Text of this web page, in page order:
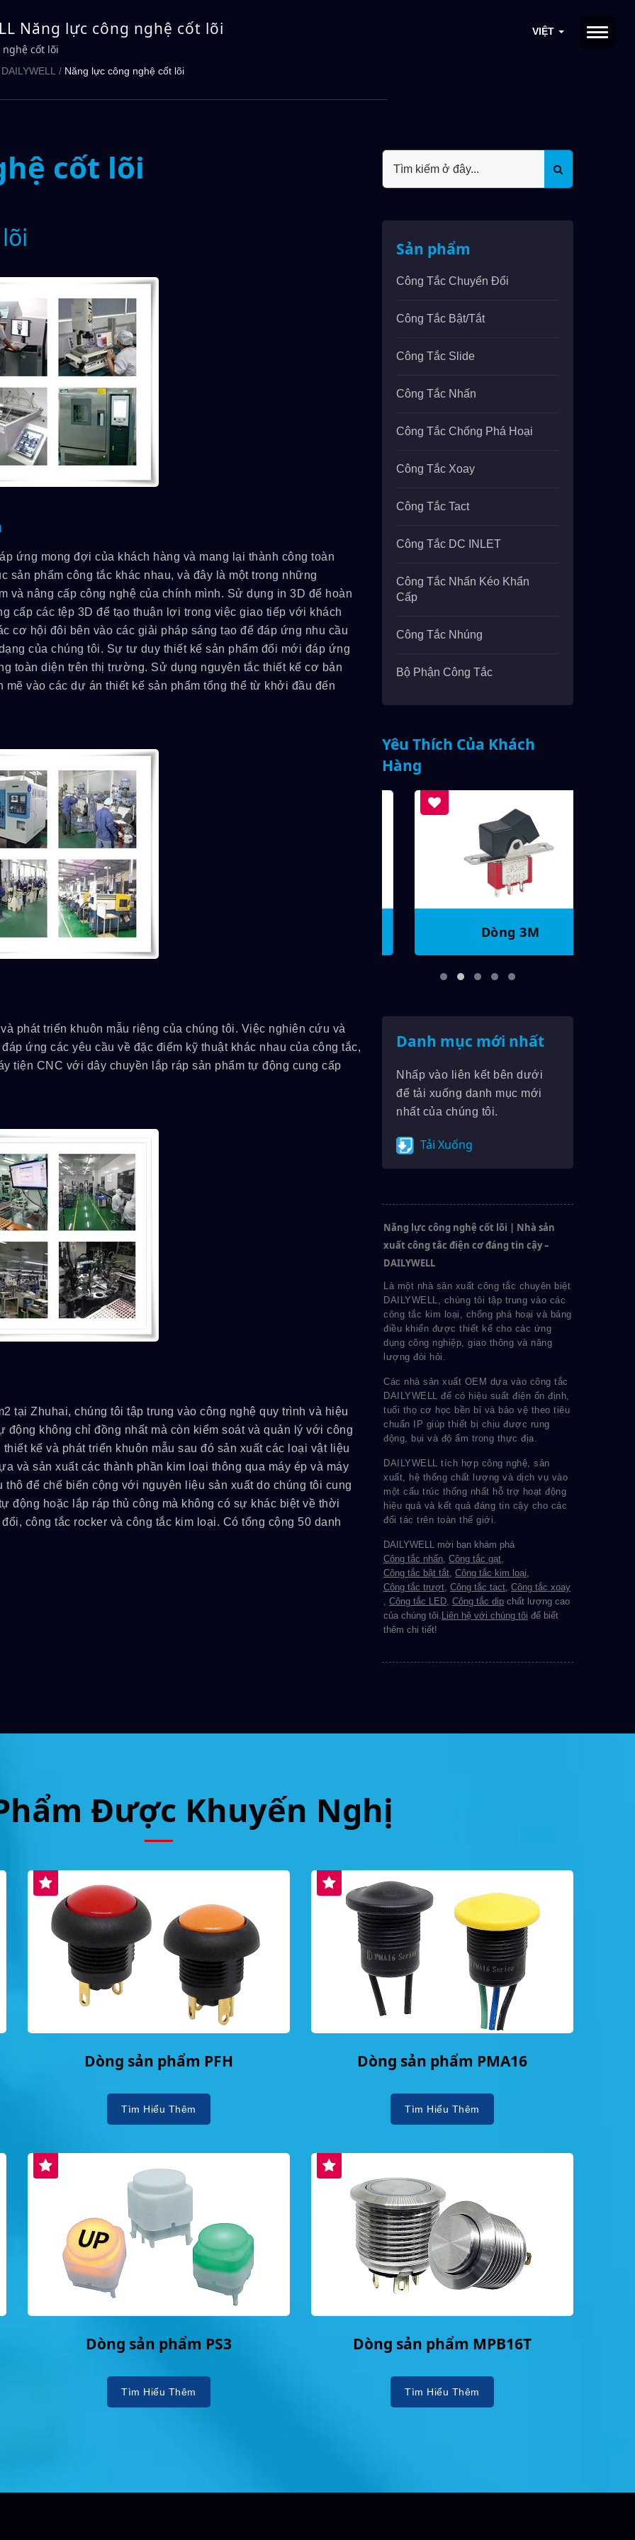
VIỆT
Năng lực công nghệ cốt lõi
cốt lõi
/ Năng lực công nghệ cốt lõi
cốt lõi
ứng mong đợi của khách hàng và mang lại thành công toàn
phẩm công tắc khác nhau, và đây là một trong những
và nâng cấp công nghệ của chính mình. Sử dụng in 3D để hoàn
cấp các tệp 3D để tạo thuận lợi trong việc giao tiếp với khách
cơ hội đôi bên vào các giải pháp sáng tạo để đáp ứng nhu cầu
của chúng tôi. Sự tư duy thiết kế sản phẩm đổi mới đáp ứng
toàn diện trên thị trường. Sử dụng nguyên tắc thiết kế cơ bản
vào các dự án thiết kế sản phẩm tổng thể từ khởi đầu đến
phát triển khuôn mẫu riêng của chúng tôi. Việc nghiên cứu và
ứng các yêu cầu về đặc điểm kỹ thuật khác nhau của công tắc,
tiện CNC với dây chuyền lắp ráp sản phẩm tự động cung cấp
tại Zhuhai, chúng tôi tập trung vào công nghệ quy trình và hiệu
động không chỉ đồng nhất mà còn kiểm soát và quản lý với công
kế và phát triển khuôn mẫu sau đó sản xuất các loại vật liệu
và sản xuất các thành phần kim loại thông qua máy ép và máy
thô để chế biến cộng với nguyên liệu sản xuất do chúng tôi cung
động hoặc lắp ráp thủ công mà không có sự khác biệt về thời
công tắc rocker và công tắc kim loại. Có tổng cộng 50 danh
Sản phẩm
Công Tắc Chuyển Đổi
Công Tắc Bật/tắt
Công Tắc Slide
Công Tắc Nhấn
Công Tắc Chống Phá Hoại
Công Tắc Xoay
Công Tắc Tact
Công Tắc DC INLET
Công Tắc Nhấn Kéo Khẩn
Cấp
Công Tắc Nhúng
Bộ Phận Công Tắc
Yêu Thích Của Khách
Hàng
Dòng MPB Dòng 3M
Danh mục mới nhất
Nhấp vào liên kết bên dưới
để tải xuống danh mục mới
nhất của chúng tôi.
Tải Xuống
Năng lực công nghệ cốt lõi | Nhà sản
xuất công tắc điện cơ đáng tin cậy –
DAILYWELL
Là một nhà sản xuất công tắc chuyên biệt
DAILYWELL, chúng tôi tập trung vào các
công tắc kim loại, chống phá hoại và bảng
điều khiển được thiết kế cho các ứng
dụng công nghiệp, giao thông và năng
lượng đòi hỏi.
Các nhà sản xuất OEM dựa vào công tắc
DAILYWELL để có hiệu suất điện ổn định,
tuổi thọ cơ học bền bỉ và bảo vệ theo tiêu
chuẩn IP giúp thiết bị chịu được rung
động, bụi và độ ẩm trong thực địa.
DAILYWELL tích hợp công nghệ, sản
xuất, hệ thống chất lượng và dịch vụ vào
một cấu trúc thống nhất hỗ trợ hoạt động
hiệu quả và kết quả đáng tin cậy cho các
đối tác trên toàn thế giới.
DAILYWELL mời bạn khám phá
Công tắc nhấn, Công tắc gạt,
Công tắc bật tắt, Công tắc kim loại,
Công tắc trượt, Công tắc tact, Công tắc xoay
, Công tắc LED, Công tắc dip chất lượng cao
của chúng tôi. Liên hệ với chúng tôi để biết
thêm chi tiết!
Được Khuyến Nghị
Dòng sản phẩm PFH
Tìm Hiểu Thêm
Dòng sản phẩm PMA16
Tìm Hiểu Thêm
Dòng sản phẩm PS3
Tìm Hiểu Thêm
Dòng sản phẩm MPB16T
Tìm Hiểu Thêm